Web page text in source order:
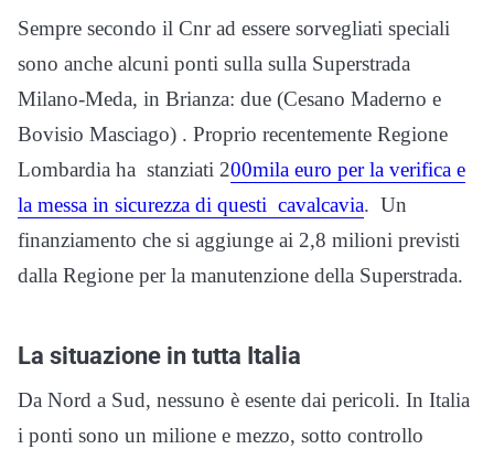
Sempre secondo il Cnr ad essere sorvegliati speciali
sono anche alcuni ponti sulla sulla Superstrada
Milano-Meda, in Brianza: due (Cesano Maderno e
Bovisio Masciago) . Proprio recentemente Regione
Lombardia ha stanziati 200mila euro per la verifica e
la messa in sicurezza di questi cavalcavia. Un
finanziamento che si aggiunge ai 2,8 milioni previsti
dalla Regione per la manutenzione della Superstrada.
La situazione in tutta Italia
Da Nord a Sud, nessuno è esente dai pericoli. In Italia
i ponti sono un milione e mezzo, sotto controllo